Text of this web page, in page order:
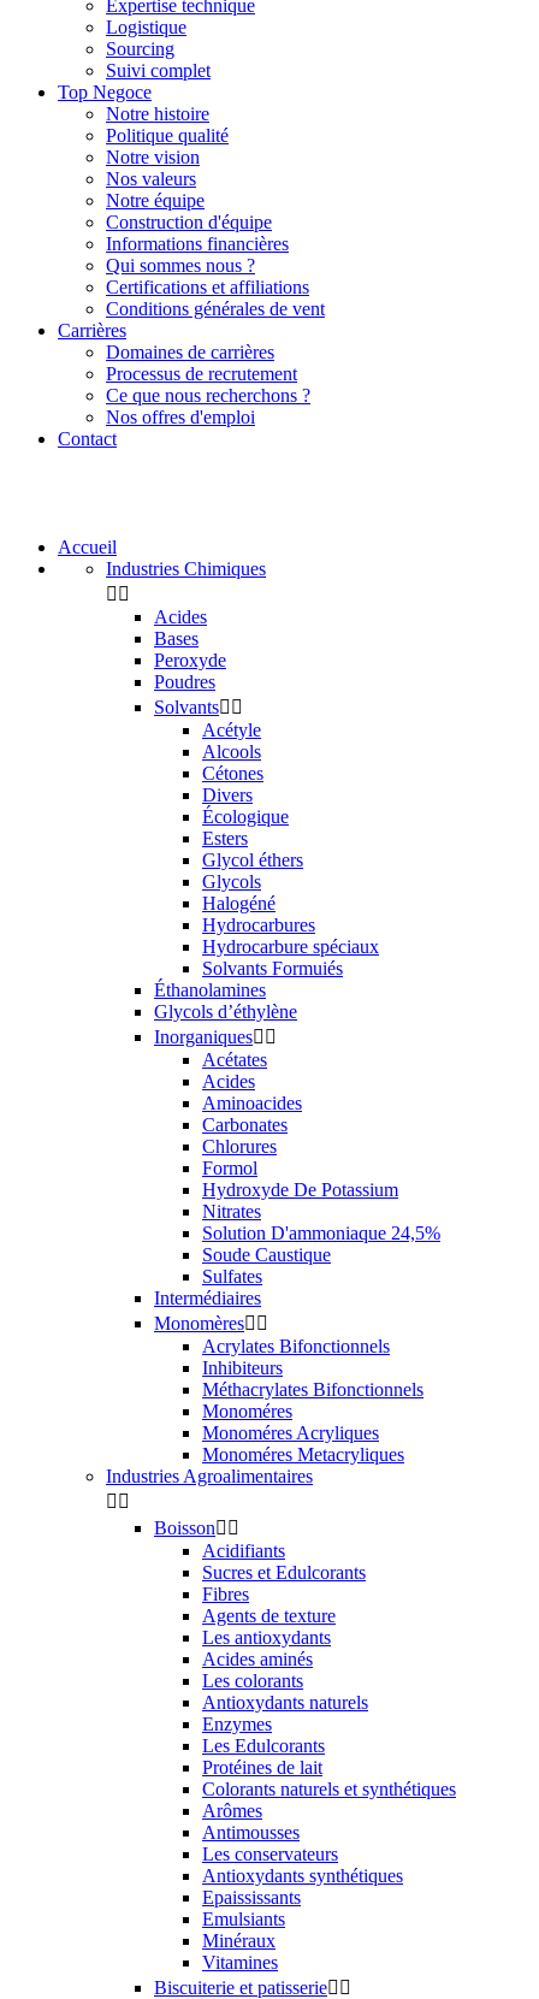
Expertise technique
Logistique
Sourcing
Suivi complet
Top Negoce
Notre histoire
Politique qualité
Notre vision
Nos valeurs
Notre équipe
Construction d'équipe
Informations financières
Qui sommes nous ?
Certifications et affiliations
Conditions générales de vent
Carrières
Domaines de carrières
Processus de recrutement
Ce que nous recherchons ?
Nos offres d'emploi
Contact
Accueil
Industries Chimiques
 
Acides
Bases
Peroxyde
Poudres
Solvants 
Acétyle
Alcools
Cétones
Divers
Écologique
Esters
Glycol éthers
Glycols
Halogéné
Hydrocarbures
Hydrocarbure spéciaux
Solvants Formuiés
Éthanolamines
Glycols d’éthylène
Inorganiques 
Acétates
Acides
Aminoacides
Carbonates
Chlorures
Formol
Hydroxyde De Potassium
Nitrates
Solution D'ammoniaque 24,5%
Soude Caustique
Sulfates
Intermédiaires
Monomères 
Acrylates Bifonctionnels
Inhibiteurs
Méthacrylates Bifonctionnels
Monoméres
Monoméres Acryliques
Monoméres Metacryliques
Industries Agroalimentaires
 
Boisson 
Acidifiants
Sucres et Edulcorants
Fibres
Agents de texture
Les antioxydants
Acides aminés
Les colorants
Antioxydants naturels
Enzymes
Les Edulcorants
Protéines de lait
Colorants naturels et synthétiques
Arômes
Antimousses
Les conservateurs
Antioxydants synthétiques
Epaississants
Emulsiants
Minéraux
Vitamines
Biscuiterie et patisserie 